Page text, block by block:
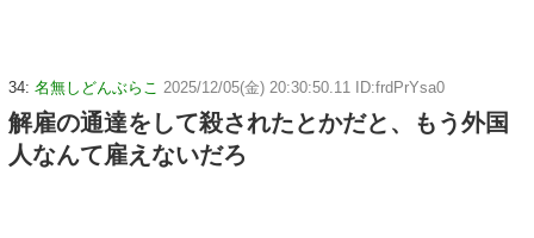
34: 名無しどんぶらこ 2025/12/05(金) 20:30:50.11 ID:frdPrYsa0
解雇の通達をして殺されたとかだと、もう外国
人なんて雇えないだろ